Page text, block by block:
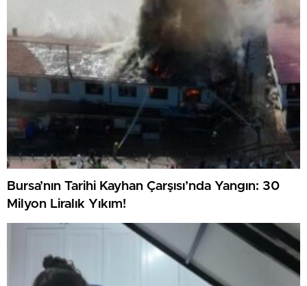
Bursa’nın Tarihi Kayhan Çarşısı’nda Yangın: 30
Milyon Liralık Yıkım!